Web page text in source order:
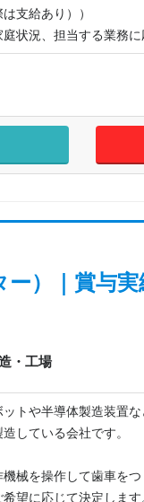
支給あり））
状況、担当する業務に
）｜賞与実
・工場
トや半導体製造装置
している会社です。
械を操作して歯車をつ
望に応じて決定します